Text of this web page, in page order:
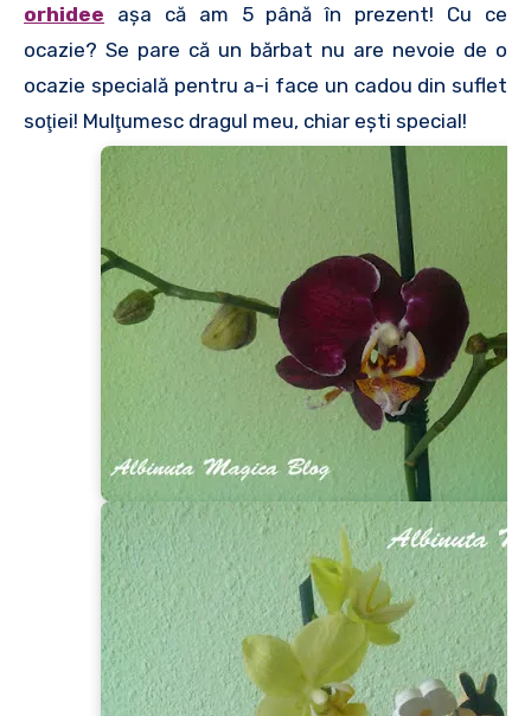
orhidee aşa că am 5 până în prezent! Cu ce
ocazie? Se pare că un bărbat nu are nevoie de o
ocazie specială pentru a-i face un cadou din suflet
soţiei! Mulţumesc dragul meu, chiar eşti special!